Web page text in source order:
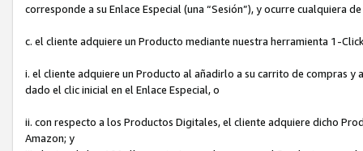
corresponde a su Enlace Especial (una “Sesión”), y ocurre cualquiera
c. el cliente adquiere un Producto mediante nuestra herramienta 1-
i. el cliente adquiere un Producto al añadirlo a su carrito de compras
dado el clic inicial en el Enlace Especial, o
ii. con respecto a los Productos Digitales, el cliente adquiere dicho
Amazon; y